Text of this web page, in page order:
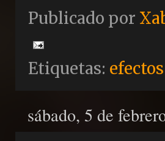
Publicado por
Etiquetas:
sábado, 5 de